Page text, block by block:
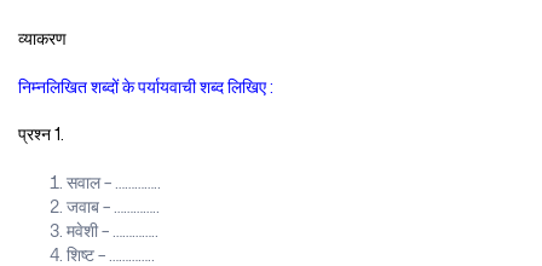
व्याकरण
निम्नलिखित शब्दों के पर्यायवाची शब्द लिखिए :
प्रश्न 1.
सवाल – …………..
जवाब – …………..
मवेशी – …………..
शिष्ट – …………..